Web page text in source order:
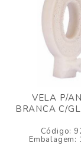
VELA P/
BRANCA C/
Código:
Embalagem: